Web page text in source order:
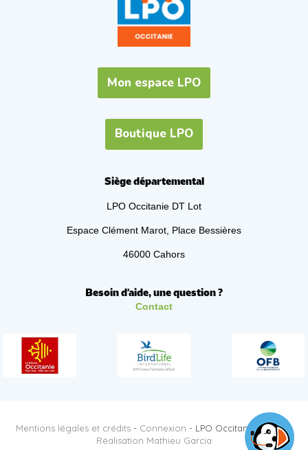
Mon espace LPO
Boutique LPO
Siège départemental
LPO Occitanie DT Lot
Espace Clément Marot, Place Bessières
46000 Cahors
Besoin d'aide, une question ?
Contact
Mentions légales et crédits- Connexion - LPO Occitanie DT Lot -
Réalisation Mathieu Garcia